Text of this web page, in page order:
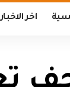
اخر الاخبار